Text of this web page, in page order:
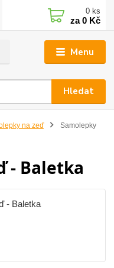
Menu
Hledat
0 ks
za0 Kč
na zeď
Samolepky
- Baletka